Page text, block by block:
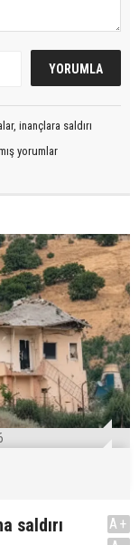
inançlara saldırı
yorumlar
saldırı
A+